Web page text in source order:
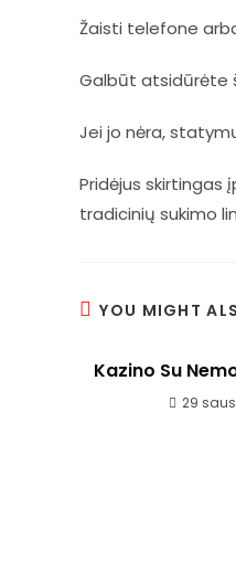
Žaisti telefone
Galbūt atsidūrėte
Jei jo nėra,
Pridėjus skirtingas
tradicinių sukimo
YOU MIGHT
Kazino Su
29